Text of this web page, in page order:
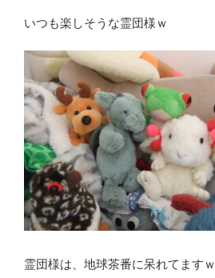
いつも楽しそうな霊団様ｗ
霊団様は、地球茶番に呆れてますｗ